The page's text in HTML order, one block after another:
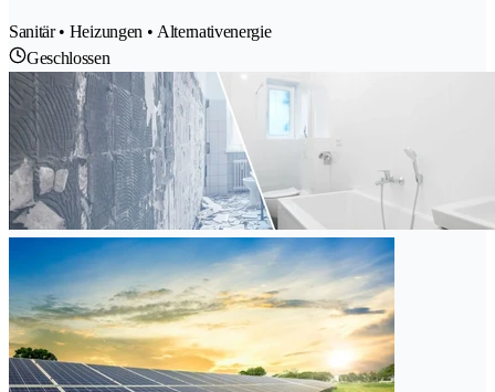
Sanitär • Heizungen • Alternativenergie
Geschlossen